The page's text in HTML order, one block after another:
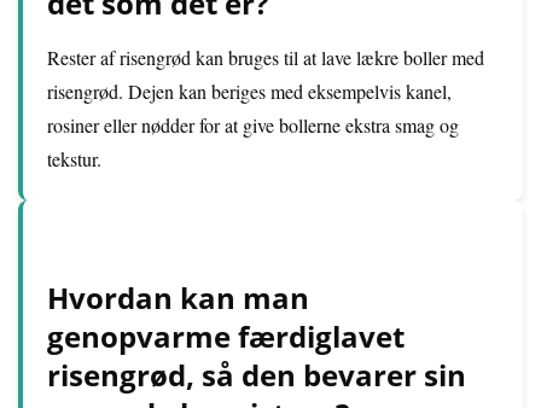
Rester af risengrød kan bruges til at lave lækre boller med
risengrød. Dejen kan beriges med eksempelvis kanel,
rosiner eller nødder for at give bollerne ekstra smag og
tekstur.
Hvordan kan man
genopvarme færdiglavet
risengrød, så den bevarer sin